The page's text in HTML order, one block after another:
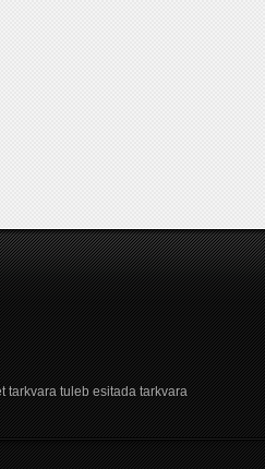
tarkvara tuleb esitada tarkvara